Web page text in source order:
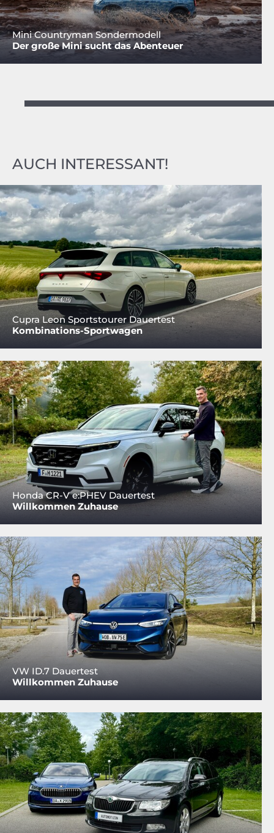
Mini Countryman Sondermodell
Der große Mini sucht das Abenteuer
AUCH INTERESSANT!
Cupra Leon Sportstourer Dauertest
Kombinations-Sportwagen
Honda CR-V e:PHEV Dauertest
Willkommen Zuhause
VW ID.7 Dauertest
Willkommen Zuhause